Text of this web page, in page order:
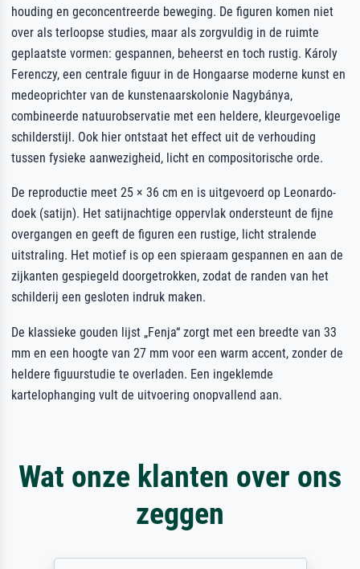
houding en geconcentreerde beweging. De figuren komen niet
over als terloopse studies, maar als zorgvuldig in de ruimte
geplaatste vormen: gespannen, beheerst en toch rustig. Károly
Ferenczy, een centrale figuur in de Hongaarse moderne kunst en
medeoprichter van de kunstenaarskolonie Nagybánya,
combineerde natuurobservatie met een heldere, kleurgevoelige
schilderstijl. Ook hier ontstaat het effect uit de verhouding
tussen fysieke aanwezigheid, licht en compositorische orde.
De reproductie meet 25 × 36 cm en is uitgevoerd op Leonardo-
doek (satijn). Het satijnachtige oppervlak ondersteunt de fijne
overgangen en geeft de figuren een rustige, licht stralende
uitstraling. Het motief is op een spieraam gespannen en aan de
zijkanten gespiegeld doorgetrokken, zodat de randen van het
schilderij een gesloten indruk maken.
De klassieke gouden lijst „Fenja“ zorgt met een breedte van 33
mm en een hoogte van 27 mm voor een warm accent, zonder de
heldere figuurstudie te overladen. Een ingeklemde
kartelophanging vult de uitvoering onopvallend aan.
Wat onze klanten over ons
zeggen